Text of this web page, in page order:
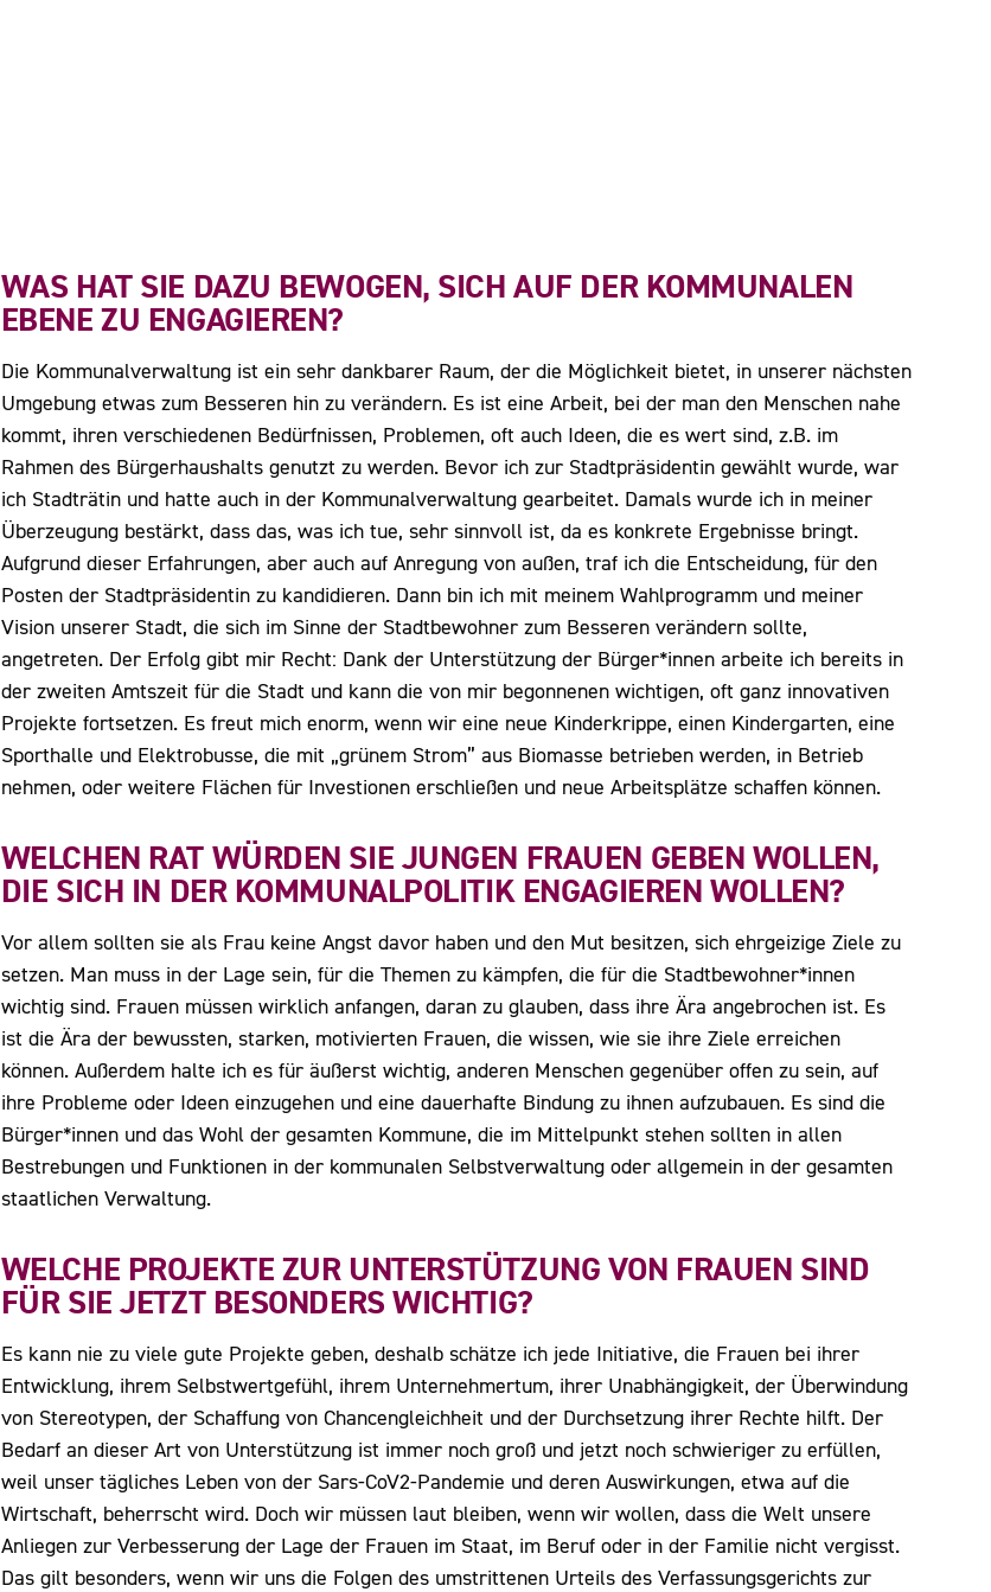
WAS HAT SIE DAZU BEWOGEN, SICH AUF DER KOMMUNALEN
EBENE ZU ENGAGIEREN?
Die Kommunalverwaltung ist ein sehr dankbarer Raum, der die Möglichkeit bietet, in unserer nächsten
Umgebung etwas zum Besseren hin zu verändern. Es ist eine Arbeit, bei der man den Menschen nahe
kommt, ihren verschiedenen Bedürfnissen, Problemen, oft auch Ideen, die es wert sind, z.B. im
Rahmen des Bürgerhaushalts genutzt zu werden. Bevor ich zur Stadtpräsidentin gewählt wurde, war
ich Stadträtin und hatte auch in der Kommunalverwaltung gearbeitet. Damals wurde ich in meiner
Überzeugung bestärkt, dass das, was ich tue, sehr sinnvoll ist, da es konkrete Ergebnisse bringt.
Aufgrund dieser Erfahrungen, aber auch auf Anregung von außen, traf ich die Entscheidung, für den
Posten der Stadtpräsidentin zu kandidieren. Dann bin ich mit meinem Wahlprogramm und meiner
Vision unserer Stadt, die sich im Sinne der Stadtbewohner zum Besseren verändern sollte,
angetreten. Der Erfolg gibt mir Recht: Dank der Unterstützung der Bürger*innen arbeite ich bereits in
der zweiten Amtszeit für die Stadt und kann die von mir begonnenen wichtigen, oft ganz innovativen
Projekte fortsetzen. Es freut mich enorm, wenn wir eine neue Kinderkrippe, einen Kindergarten, eine
Sporthalle und Elektrobusse, die mit „grünem Strom” aus Biomasse betrieben werden, in Betrieb
nehmen, oder weitere Flächen für Investionen erschließen und neue Arbeitsplätze schaffen können.
WELCHEN RAT WÜRDEN SIE JUNGEN FRAUEN GEBEN WOLLEN,
DIE SICH IN DER KOMMUNALPOLITIK ENGAGIEREN WOLLEN?
Vor allem sollten sie als Frau keine Angst davor haben und den Mut besitzen, sich ehrgeizige Ziele zu
setzen. Man muss in der Lage sein, für die Themen zu kämpfen, die für die Stadtbewohner*innen
wichtig sind. Frauen müssen wirklich anfangen, daran zu glauben, dass ihre Ära angebrochen ist. Es
ist die Ära der bewussten, starken, motivierten Frauen, die wissen, wie sie ihre Ziele erreichen
können. Außerdem halte ich es für äußerst wichtig, anderen Menschen gegenüber offen zu sein, auf
ihre Probleme oder Ideen einzugehen und eine dauerhafte Bindung zu ihnen aufzubauen. Es sind die
Bürger*innen und das Wohl der gesamten Kommune, die im Mittelpunkt stehen sollten in allen
Bestrebungen und Funktionen in der kommunalen Selbstverwaltung oder allgemein in der gesamten
staatlichen Verwaltung.
WELCHE PROJEKTE ZUR UNTERSTÜTZUNG VON FRAUEN SIND
FÜR SIE JETZT BESONDERS WICHTIG?
Es kann nie zu viele gute Projekte geben, deshalb schätze ich jede Initiative, die Frauen bei ihrer
Entwicklung, ihrem Selbstwertgefühl, ihrem Unternehmertum, ihrer Unabhängigkeit, der Überwindung
von Stereotypen, der Schaffung von Chancengleichheit und der Durchsetzung ihrer Rechte hilft. Der
Bedarf an dieser Art von Unterstützung ist immer noch groß und jetzt noch schwieriger zu erfüllen,
weil unser tägliches Leben von der Sars-CoV2-Pandemie und deren Auswirkungen, etwa auf die
Wirtschaft, beherrscht wird. Doch wir müssen laut bleiben, wenn wir wollen, dass die Welt unsere
Anliegen zur Verbesserung der Lage der Frauen im Staat, im Beruf oder in der Familie nicht vergisst.
Das gilt besonders, wenn wir uns die Folgen des umstrittenen Urteils des Verfassungsgerichts zur